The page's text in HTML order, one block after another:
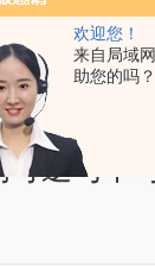
欢迎您！
来自局域
助您的吗？
当前位置：首页
逆与不